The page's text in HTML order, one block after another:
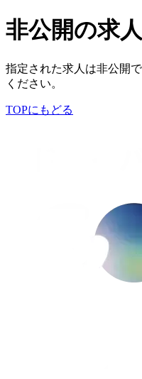
非公開の求
指定された求人は非公開
ください。
TOPにもどる